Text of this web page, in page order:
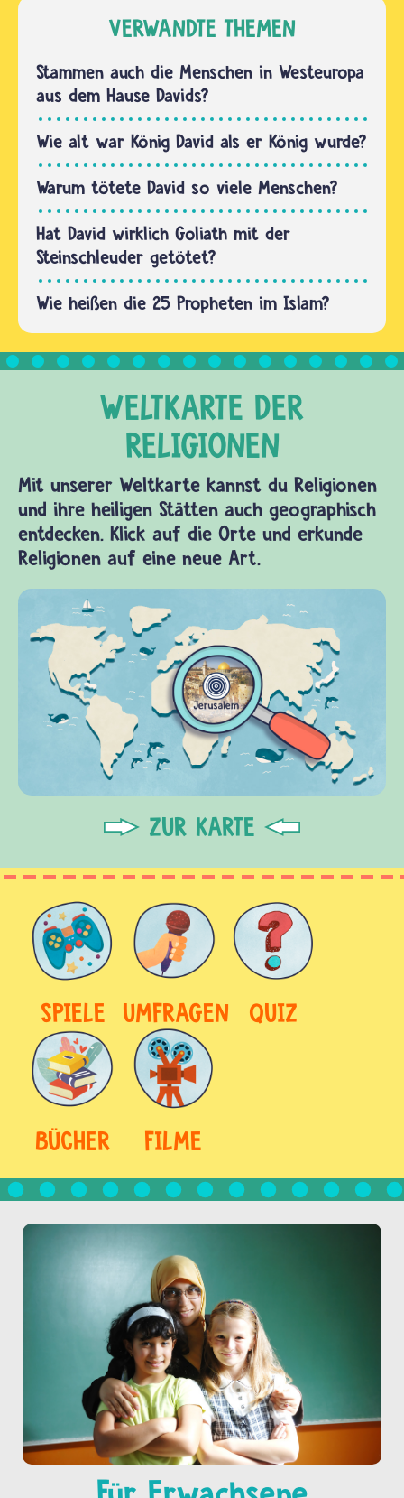
König
Über ihn
berichtet
das Buch
Samuel
in…
im Ersten
Testament
darüber,
wie David
an den
Königshof
gelangte.
…
VERWANDTE THEMEN
Stammen auch die Menschen in Westeuropa
aus dem Hause Davids?
Wie alt war König David als er König wurde?
Warum tötete David so viele Menschen?
Hat David wirklich Goliath mit der
Steinschleuder getötet?
Wie heißen die 25 Propheten im Islam?
Mit unserer Weltkarte kannst du Religionen
und ihre heiligen Stätten auch geographisch
entdecken. Klick auf die Orte und erkunde
Religionen auf eine neue Art.
ZUR KARTE
SPIELE UMFRAGEN QUIZ
BÜCHER FILME